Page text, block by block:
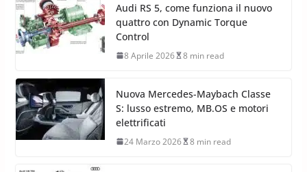
Audi RS 5, come funziona il nuovo
quattro con Dynamic Torque
Control
8 Aprile 2026 8 min read
Nuova Mercedes-Maybach Classe
S: lusso estremo, MB.OS e motori
elettrificati
24 Marzo 2026 8 min read